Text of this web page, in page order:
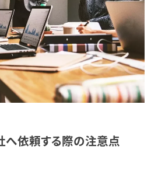
へ依頼する際の注意点